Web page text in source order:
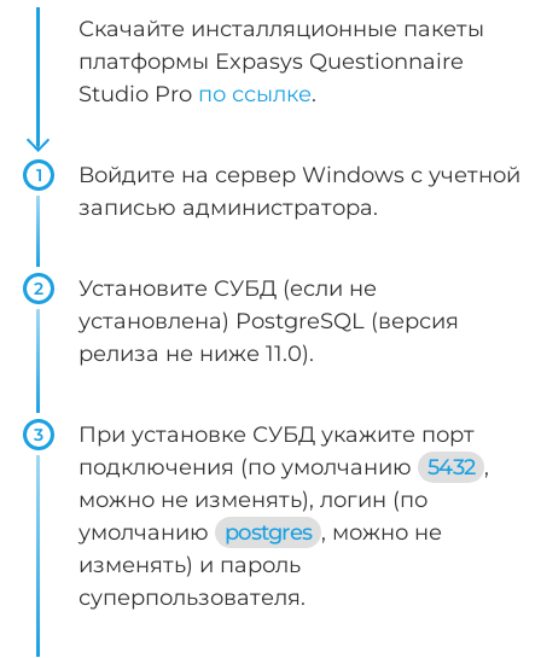
Скачайте инсталляционные пакеты
платформы Expasys Questionnaire
Studio Pro по ссылке.
1
Войдите на сервер Windows с учетной
записью администратора.
2
Установите СУБД (если не
установлена) PostgreSQL (версия
релиза не ниже 11.0).
3
При установке СУБД укажите порт
подключения (по умолчанию
5432 ,
можно не изменять), логин (по
умолчанию
postgres , можно не
изменять) и пароль
суперпользователя.